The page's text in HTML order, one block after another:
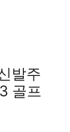
발주
골프